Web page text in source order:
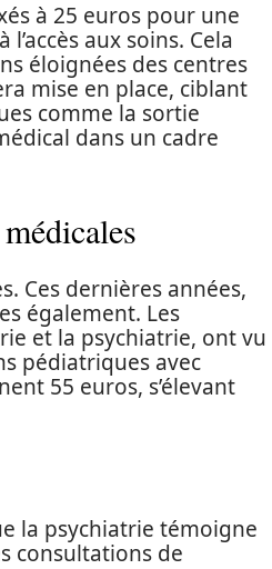
à 25 euros pour une
aux soins. Cela
éloignées des centres
mise en place, ciblant
comme la sortie
dans un cadre
Ces dernières années,
également. Les
et la psychiatrie, ont vu
pédiatriques avec
55 euros, s’élevant
la psychiatrie témoigne
consultations de